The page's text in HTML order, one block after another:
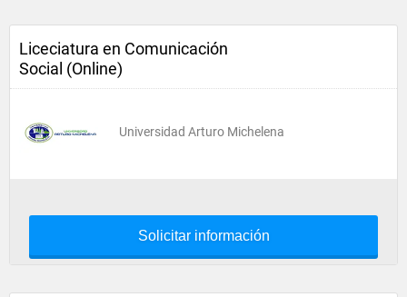
Liceciatura en Comunicación
Social (Online)
Universidad Arturo Michelena
Solicitar información